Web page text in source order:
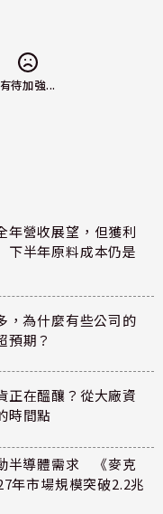
有待加強...
年營收展望，但獲利
半年原料成本仍是
，為什麼有些公司的
預期？
正在醞釀？從大廠資
時間點
半導體需求 《麥克
年市場規模突破2.2兆